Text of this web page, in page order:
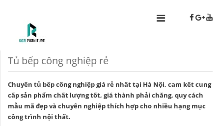
Tủ bếp công nghiệp rẻ
Chuyên tủ bếp công nghiệp giá rẻ nhất tại Hà Nội, cam kết cung
cấp sản phẩm chất lượng tốt, giá thành phải chăng, quy cách
mẫu mã đẹp và chuyên nghiệp thích hợp cho nhiều hạng mục
công trình nội thất.